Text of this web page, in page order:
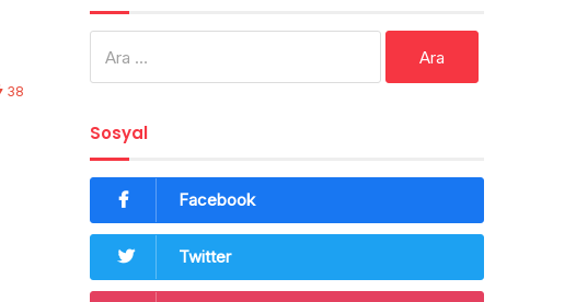
38
Sosyal
Facebook
Twitter